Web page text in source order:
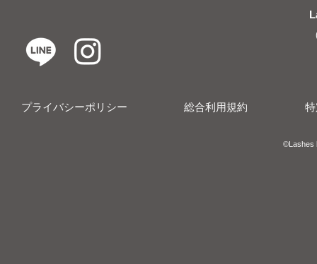
プライバシーポリシー 総合利用規約
​​©︎Lashes